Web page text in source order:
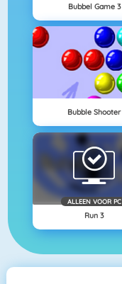
Bubbel Game 3
Bubble Shooter
ALLEEN VOOR PC
Run 3